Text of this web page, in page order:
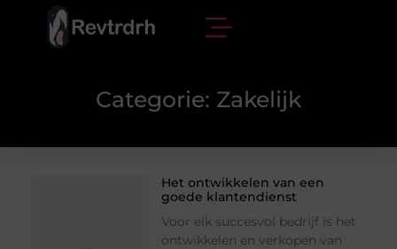
Categorie: Zakelijk
Het ontwikkelen van een
goede klantendienst
Voor elk succesvol bedrijf is het
ontwikkelen en verkopen van